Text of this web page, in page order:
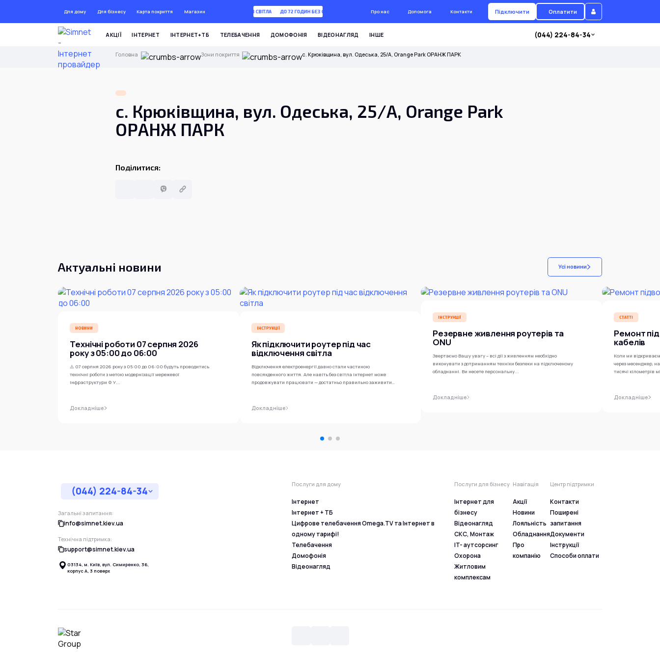
Для дому Для бізнесу Карта покриття Магазин ДО 72 ГОДИН БЕЗ СВІТЛА ДО 72 ГОДИН БЕЗ СВІТЛА Про нас Допомога Контакти Підключити Оплатити
АКЦІЇ ІНТЕРНЕТ ІНТЕРНЕТ+ТБ ТЕЛЕБАЧЕННЯ ДОМОФОНІЯ ВІДЕОНАГЛЯД ІНШЕ (044) 224-84-34
Головна Зони покриття с. Крюківщина, вул. Одеська, 25/А, Orange Park ОРАНЖ ПАРК
с. Крюківщина, вул. Одеська, 25/А, Orange Park
ОРАНЖ ПАРК
Поділитися:
Актуальні новини Усі новини
НОВИНИ
Технічні роботи 07 серпня 2026
року з 05:00 до 06:00
⚠️ 07 серпня 2026 року з 05:00 до 06:00 будуть проводитись
технічні роботи з метою модернізації мережевої
інфраструктури ⚙️ У...
Докладніше
ІНСТРУКЦІЇ
Як підключити роутер під час
відключення світла
Відключення електроенергії давно стали частиною
повсякденного життя. Але навіть без світла інтернет може
продовжувати працювати — достатньо правильно заживити
Докладніше
ІНСТРУКЦІЇ
Резервне живлення роутерів та
ONU
Звертаємо Вашу увагу – всі дії з живленням необхідно
виконувати з дотриманням техніки безпеки на підключеному
обладнанні. Ви несете персональну...
Докладніше
СТАТТІ
Ремонт
кабелів
Коли ми
через месенджер,
тисячі кілометрів
Докладніше
(044) 224-84-34
Загальні запитання:
info@simnet.kiev.ua
Технічна підтримка:
support@simnet.kiev.ua
03134, м. Київ, вул. Симиренко, 36,
корпус А, 3 поверх
Послуги для дому
Інтернет
Інтернет + ТБ
Цифрове телебачення Omega.TV та Інтернет в
одному тарифі!
Телебачення
Домофонія
Відеонагляд
Послуги для бізнесу
Інтернет для
бізнесу
Відеонагляд
СКС, Монтаж
IT- аутсорсинг
Охорона
Житловим
комплексам
Навігація
Акції
Новини
Лояльність
Обладнання
Про
компанію
Центр підтримки
Контакти
Поширені
запитання
Документи
Інструкції
Способи оплати